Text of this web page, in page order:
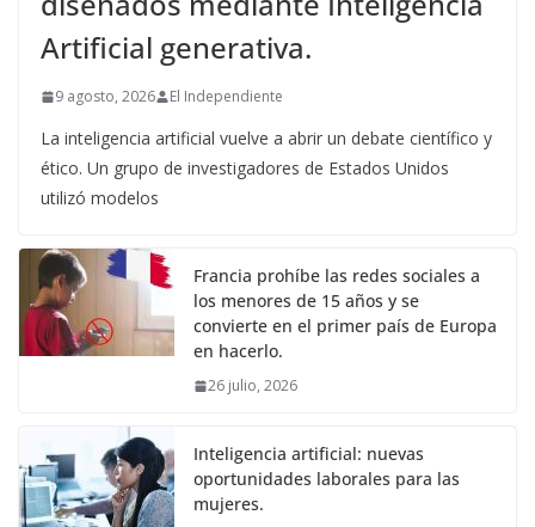
Artificial generativa.
9 agosto, 2026 El Independiente
La inteligencia artificial vuelve a abrir un debate científico y
ético. Un grupo de investigadores de Estados Unidos
utilizó modelos
Francia prohíbe las redes sociales a
los menores de 15 años y se
convierte en el primer país de Europa
en hacerlo.
26 julio, 2026
Inteligencia artificial: nuevas
oportunidades laborales para las
mujeres.